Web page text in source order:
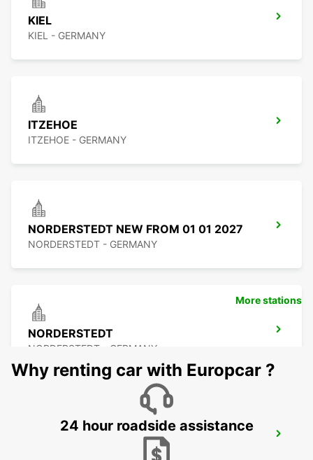
KIEL
KIEL - GERMANY
ITZEHOE
ITZEHOE - GERMANY
NORDERSTEDT NEW FROM 01 01 2027
NORDERSTEDT - GERMANY
NORDERSTEDT
NORDERSTEDT - GERMANY
More stations
Why renting car with Europcar ?
24 hour roadside assistance